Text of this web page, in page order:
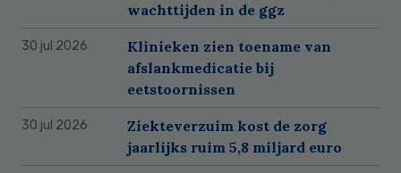
wachttijden in de ggz
30 jul 2026
Klinieken zien toename van
afslankmedicatie bij
eetstoornissen
30 jul 2026
Ziekteverzuim kost de zorg
jaarlijks ruim 5,8 miljard euro